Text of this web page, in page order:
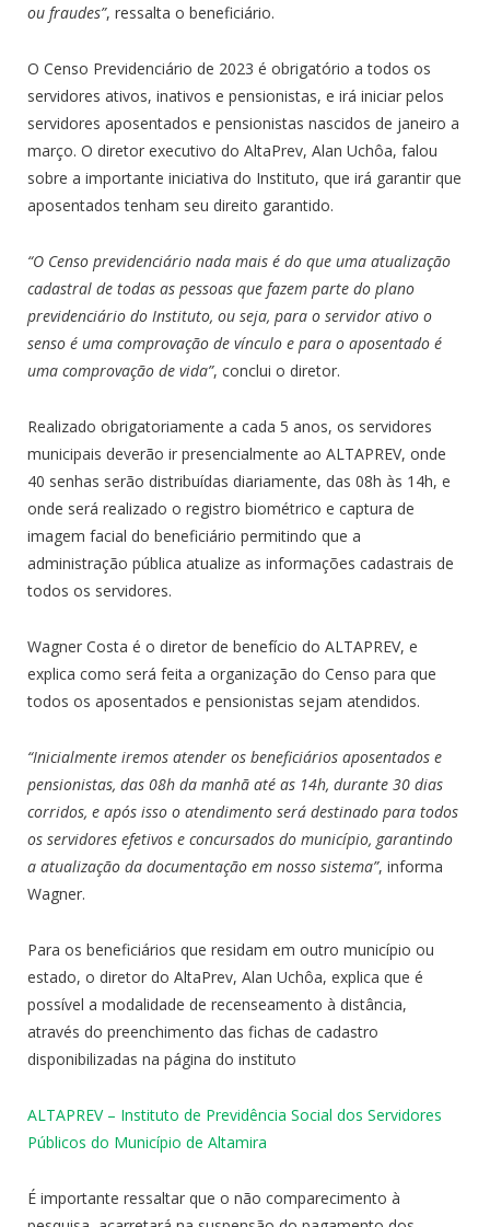
ou fraudes”, ressalta o beneficiário.
O Censo Previdenciário de 2023 é obrigatório a todos os
servidores ativos, inativos e pensionistas, e irá iniciar pelos
servidores aposentados e pensionistas nascidos de janeiro a
março. O diretor executivo do AltaPrev, Alan Uchôa, falou
sobre a importante iniciativa do Instituto, que irá garantir que
aposentados tenham seu direito garantido.
“O Censo previdenciário nada mais é do que uma atualização
cadastral de todas as pessoas que fazem parte do plano
previdenciário do Instituto, ou seja, para o servidor ativo o
senso é uma comprovação de vínculo e para o aposentado é
uma comprovação de vida”, conclui o diretor.
Realizado obrigatoriamente a cada 5 anos, os servidores
municipais deverão ir presencialmente ao ALTAPREV, onde
40 senhas serão distribuídas diariamente, das 08h às 14h, e
onde será realizado o registro biométrico e captura de
imagem facial do beneficiário permitindo que a
administração pública atualize as informações cadastrais de
todos os servidores.
Wagner Costa é o diretor de benefício do ALTAPREV, e
explica como será feita a organização do Censo para que
todos os aposentados e pensionistas sejam atendidos.
“Inicialmente iremos atender os beneficiários aposentados e
pensionistas, das 08h da manhã até as 14h, durante 30 dias
corridos, e após isso o atendimento será destinado para todos
os servidores efetivos e concursados do município, garantindo
a atualização da documentação em nosso sistema”, informa
Wagner.
Para os beneficiários que residam em outro município ou
estado, o diretor do AltaPrev, Alan Uchôa, explica que é
possível a modalidade de recenseamento à distância,
através do preenchimento das fichas de cadastro
disponibilizadas na página do instituto
ALTAPREV – Instituto de Previdência Social dos Servidores
Públicos do Município de Altamira
É importante ressaltar que o não comparecimento à